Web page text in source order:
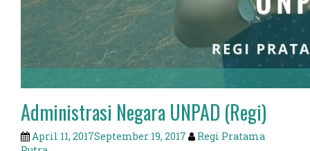
Administrasi Negara UNPAD (Regi)
April 11, 2017September 19, 2017
Regi Pratama